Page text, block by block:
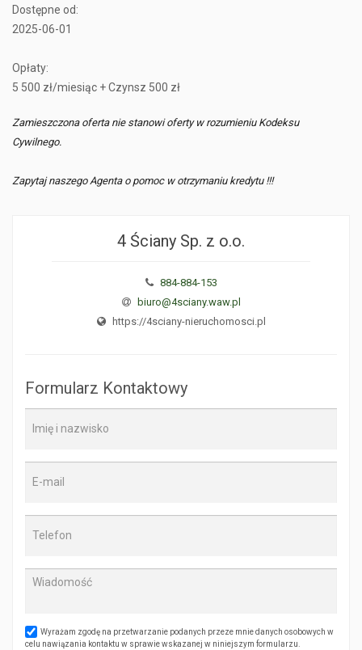
Dostępne od:
2025-06-01
Opłaty:
5 500 zł/miesiąc + Czynsz 500 zł
Zamieszczona oferta nie stanowi oferty w rozumieniu Kodeksu
Cywilnego.
Zapytaj naszego Agenta o pomoc w otrzymaniu kredytu !!!
4 Ściany Sp. z o.o.
884-884-153
biuro@4sciany.waw.pl
https://4sciany-nieruchomosci.pl
Formularz Kontaktowy
Wyrażam zgodę na przetwarzanie podanych przeze mnie danych osobowych w
celu nawiązania kontaktu w sprawie wskazanej w niniejszym formularzu.